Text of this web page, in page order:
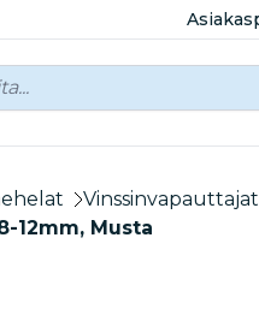
Vinssinvapauttajat
12mm, Musta